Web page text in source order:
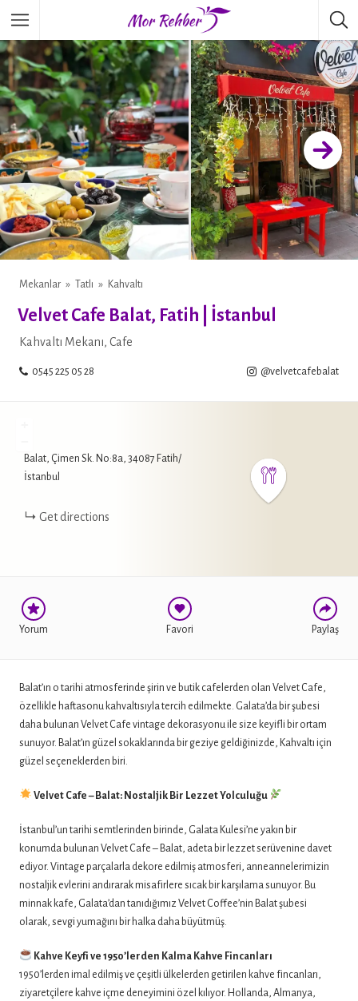
Mekanlar Tatlı Kahvaltı
Velvet Cafe Balat, Fatih | İstanbul
Kahvaltı Mekanı, Cafe
0545 225 05 28 @velvetcafebalat
Balat, Çimen Sk. No:8a, 34087 Fatih/
İstanbul
Get directions
Yorum Favori Paylaş
WHATSAPP
FACEBOOK
Balat’ın o tarihi atmosferinde şirin ve butik cafelerden olan Velvet Cafe,
özellikle haftasonu kahvaltısıyla tercih edilmekte. Galata’da bir şubesi
daha bulunan Velvet Cafe vintage dekorasyonu ile size keyifli bir ortam
sunuyor. Balat’ın güzel sokaklarında bir geziye geldiğinizde, Kahvaltı için
güzel seçeneklerden biri.
Velvet Cafe – Balat: Nostaljik Bir Lezzet Yolculuğu
İstanbul’un tarihi semtlerinden birinde, Galata Kulesi’ne yakın bir
konumda bulunan Velvet Cafe – Balat, adeta bir lezzet serüvenine davet
ediyor. Vintage parçalarla dekore edilmiş atmosferi, anneannelerimizin
nostaljik evlerini andırarak misafirlere sıcak bir karşılama sunuyor. Bu
minnak kafe, Galata’dan tanıdığımız Velvet Coffee’nin Balat şubesi
olarak, sevgi yumağını bir halka daha büyütmüş.
Kahve Keyfi ve 1950’lerden Kalma Kahve Fincanları
1950’lerden imal edilmiş ve çeşitli ülkelerden getirilen kahve fincanları,
ziyaretçilere kahve içme deneyimini özel kılıyor. Hollanda, Almanya,